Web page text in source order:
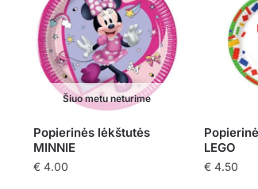
Šiuo metu neturime
Popierinės lėkštutės
MINNIE
€4.00
LEGO
€4.50